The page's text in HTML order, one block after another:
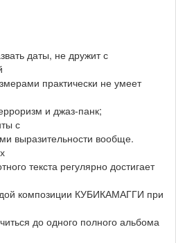
даты, не дружит с
практически не умеет
и джаз-панк;
с
выразительности вообще.
текста регулярно достигает
композиции КУБИКАМАГГИ при
до одного полного альбома